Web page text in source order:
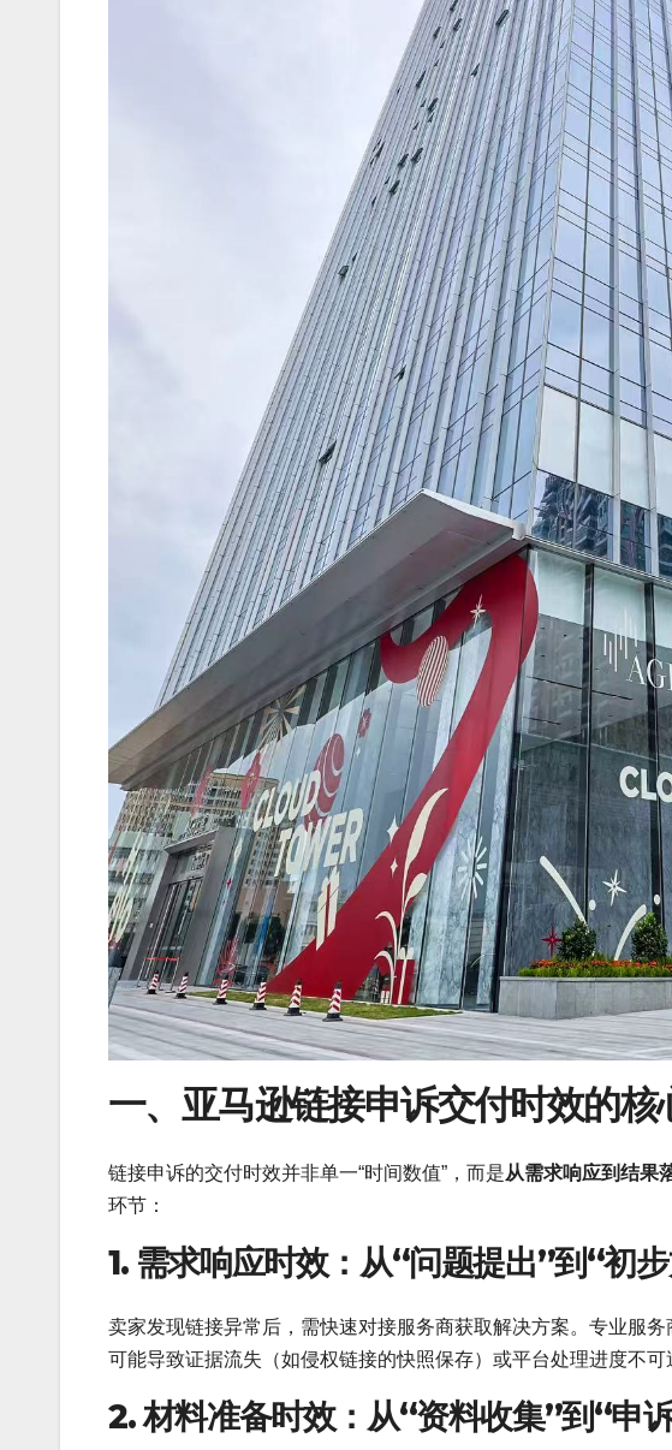
一、亚马逊链接申诉交付时效的核
链接申诉的交付时效并非单一“时间数值”，而是从需求响应到结果
环节：
1. 需求响应时效：从“问题提出”到“初
卖家发现链接异常后，需快速对接服务商获取解决方案。专业服
可能导致证据流失（如侵权链接的快照保存）或平台处理进度不可
2. 材料准备时效：从“资料收集”到“申